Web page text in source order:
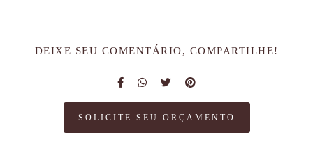
DEIXE SEU COMENTÁRIO, COMPARTILHE!
SOLICITE SEU ORÇAMENTO